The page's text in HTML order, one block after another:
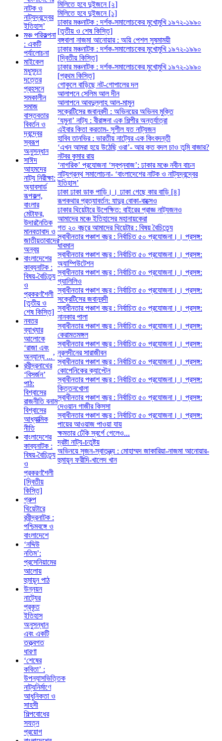
মিলিতে হবে দুইজনে [২]
মিলিতে হবে দুইজনে [১]
ঢাকার মঞ্চনাটক : দর্শক-সমালোচকের মুখোমুখি ১৯৭২-১৯৯০
[তৃতীয় ও শেষ কিস্তি]
বঙ্গবালা নাজমা আনোয়ার : অয়ি পেশল সুষমাময়ী
ঢাকার মঞ্চনাটক : দর্শক-সমালোচকের মুখোমুখি ১৯৭২-১৯৯০
[দ্বিতীয় কিস্তি]
ঢাকার মঞ্চনাটক : দর্শক-সমালোচকের মুখোমুখি ১৯৭২-১৯৯০
[প্রথম কিস্তি]
গোকুলে বাড়িছে নট-গোপালের দল
আলাপনে সেলিম আল দীন
আলাপনে আবদুল্লাহ আল-মামুন
সক্রেটিসের জবানবন্দী : অভিনয়ের অভিনব মুক্তি
‘যমুনা’ নাট্য : বীরাঙ্গনা এক শিল্পীর অন্তর্যাত্রা
এইবার কিতা করতাম- সুশীল যত নাট্যজন
হাবিব তানভির : ভারতীয় নাট্যের এক কিংবদন্তী
‘এখন আমরা হয়ে উঠেছি ওরা’- আর কত বদল চাও তুমি বাজার?
নটবর কুমার রায়
‘নাগরিক’ প্রযোজনা ‘স্বপ্নবাজ’: ঢাকার মঞ্চে নবীন বাচন
নাট্যগ্রন্থ সমালোচনা- ‘বাংলাদেশের নাটক ও নাট্যদ্বন্দ্বের
ইতিহাস’
ঢাকা ঢাকা ডাক পাড়ি।। ঢাকা গেছে কার বাড়ি [৪]
রূপকথার প্রত্যাবর্তন: যাদুর বোকা-বাক্সেও
ঢাকার থিয়েটারে উপেক্ষিত: বাইরের প্রাজ্ঞ নাট্যজনও
আমাদের মঞ্চে ইতিহাসের মহানায়কেরা
গত ২০ বছরে আমাদের থিয়েটার : বিষয় বৈচিত্র্যে
স্বাধীনতার পঞ্চাশ বছর : নির্বাচিত ৫০ প্রযোজনা।। প্রসঙ্গ:
ধাবমান
স্বাধীনতার পঞ্চাশ বছর : নির্বাচিত ৫০ প্রযোজনা।। প্রসঙ্গ:
অ্যাম্পিউটেশন
স্বাধীনতার পঞ্চাশ বছর : নির্বাচিত ৫০ প্রযোজনা।। প্রসঙ্গ:
গ্যালিলিও
স্বাধীনতার পঞ্চাশ বছর : নির্বাচিত ৫০ প্রযোজনা।। প্রসঙ্গ:
সক্রেটিসের জবানবন্দী
স্বাধীনতার পঞ্চাশ বছর : নির্বাচিত ৫০ প্রযোজনা।। প্রসঙ্গ:
নানকার পালা
স্বাধীনতার পঞ্চাশ বছর : নির্বাচিত ৫০ প্রযোজনা।। প্রসঙ্গ:
কেরামতমঙ্গল
স্বাধীনতার পঞ্চাশ বছর : নির্বাচিত ৫০ প্রযোজনা।। প্রসঙ্গ:
নূরলদীনের সারাজীবন
স্বাধীনতার পঞ্চাশ বছর : নির্বাচিত ৫০ প্রযোজনা।। প্রসঙ্গ:
কোপেনিকের ক্যাপ্টেন
স্বাধীনতার পঞ্চাশ বছর : নির্বাচিত ৫০ প্রযোজনা।। প্রসঙ্গ:
কিত্তনখোলা
স্বাধীনতার পঞ্চাশ বছর : নির্বাচিত ৫০ প্রযোজনা।। প্রসঙ্গ:
দেওয়ান গাজীর কিসসা
স্বাধীনতার পঞ্চাশ বছর : নির্বাচিত ৫০ প্রযোজনা।। প্রসঙ্গ:
পায়ের আওয়াজ পাওয়া যায়
ক্ষমতার ঢেঁকি স্বর্গে গেলেও...
দ্রষ্টা নাট্য-চতুষ্টয়
অভিনয়ে সৃজন-স্বাতন্ত্র্য : মোহাম্মদ জাকারিয়া-নাজমা আনোয়ার-
হুমায়ূন ফরীদি-খালেদ খান
নাটক ও
নাট্যদ্বন্দ্বের
ইতিহাস’
মঞ্চ পরিকল্পনা
: একটি
পর্যালোচনা
মাইকেল
মধুসূদন
দত্তের
প্রহসনে
সমকালীন
সমাজ
বাস্তবতার
বিবর্তন ও
দ্বন্দ্বের
স্বরূপ
অনুসন্ধান
সাঈদ
আহমদের
নাট্য নিরীক্ষা:
অ্যাবসার্ড
রূপকল্প,
বাংলার
মেটাফর,
উদারনৈতিক
মানবতাবাদ ও
জাতীয়তাবাদের
অন্বয়
বাংলাদেশের
কাব্যনাটক :
বিষয়-বৈচিত্র্য
ও
প্রকরণশৈলী
[তৃতীয় ও
শেষ কিস্তি]
নবতর
ব্যাখ্যার
আলোকে
‘রাজা এবং
অন্যান্য ...’
রবীন্দ্রনাথের
‘বিসর্জন’
পাঠ:
বিশ্বাসের
রাজনীতি বনাম
বিশ্বাসের
আধ্যাত্মিক
নীতি
বাংলাদেশের
কাব্যনাটক :
বিষয়-বৈচিত্র্য
ও
প্রকরণশৈলী
[দ্বিতীয়
কিস্তি]
গ্রুপ
থিয়েটারে
রবীন্দ্রনাটক :
পশ্চিমবঙ্গে ও
বাংলাদেশে
‘নদ্দিউ
নতিম’:
প্রসেনিয়ামের
আলোয়
হুমায়ূন পাঠ
উন্নয়ন
নাট্যের
প্রকৃত
ইতিহাস
অনুসন্ধান
এবং একটি
তত্ত্বগত
ধারণা
‘শেষের
কবিতা’ :
উপন্যাসভিত্তিক
নাট্যনির্মাণে
আধুনিকতা ও
সাহসী
শিল্পবোধের
সযত্ন
প্রয়োগ